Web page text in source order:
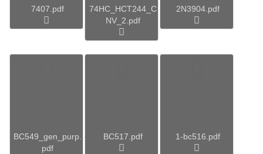
7407.pdf
74HC_HCT244_C
NV_2.pdf
2N3904.pdf
BC549_gen_purp.
pdf
BC517.pdf 1-bc516.pdf